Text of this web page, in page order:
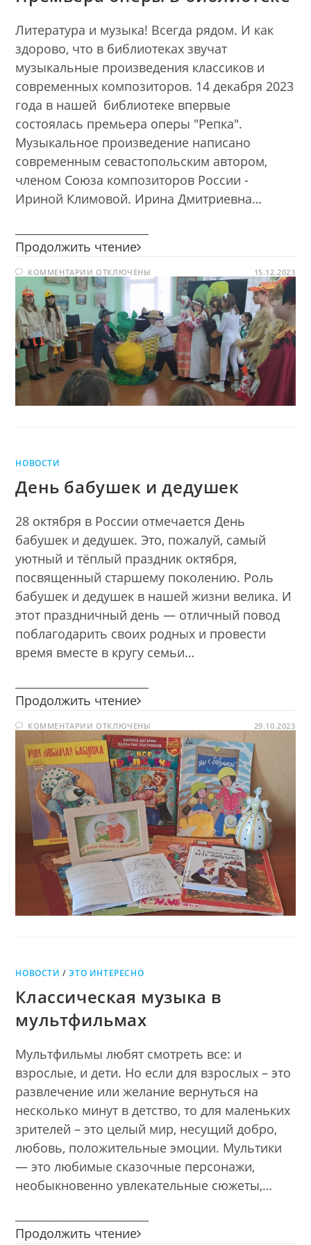
Литература и музыка! Всегда рядом. И как
здорово, что в библиотеках звучат
музыкальные произведения классиков и
современных композиторов. 14 декабря 2023
года в нашей библиотеке впервые
состоялась премьера оперы "Репка".
Музыкальное произведение написано
современным севастопольским автором,
членом Союза композиторов России -
Ириной Климовой. Ирина Дмитриевна…
Продолжить чтение Премьера
в
библиотеке
КОММЕНТАРИИ К
ЗАПИСИ
ПРЕМЬЕРА
ОПЕРЫ
В
БИБЛИОТЕКЕ
ОТКЛЮЧЕНЫ 15.12.2023
НОВОСТИ
День бабушек и дедушек
28 октября в России отмечается День
бабушек и дедушек. Это, пожалуй, самый
уютный и тёплый праздник октября,
посвященный старшему поколению. Роль
бабушек и дедушек в нашей жизни велика. И
этот праздничный день — отличный повод
поблагодарить своих родных и провести
время вместе в кругу семьи…
Продолжить чтение День
и
дедушек
КОММЕНТАРИИ К
ЗАПИСИ
ДЕНЬ
БАБУШЕК
И
ДЕДУШЕК
ОТКЛЮЧЕНЫ 29.10.2023
НОВОСТИ /ЭТО ИНТЕРЕСНО
Классическая музыка в
мультфильмах
Мультфильмы любят смотреть все: и
взрослые, и дети. Но если для взрослых – это
развлечение или желание вернуться на
несколько минут в детство, то для маленьких
зрителей – это целый мир, несущий добро,
любовь, положительные эмоции. Мультики
— это любимые сказочные персонажи,
необыкновенно увлекательные сюжеты,…
Продолжить чтение Классическая